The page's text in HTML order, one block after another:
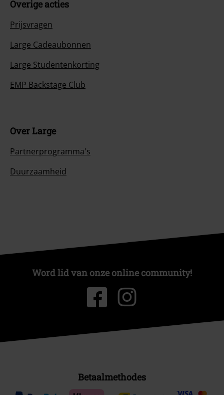
Overige acties
Prijsvragen
Large Cadeaubonnen
Large Studentenkorting
EMP Backstage Club
Over Large
Partnerprogramma's
Duurzaamheid
Word lid van onze online community!
Betaalmethodes